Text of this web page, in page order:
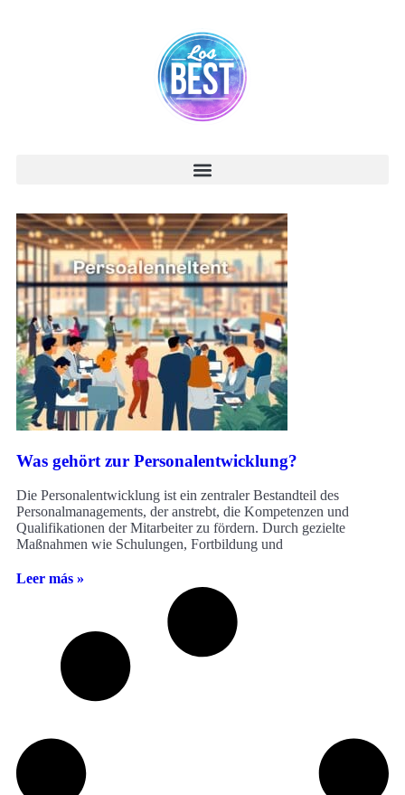
Was gehört zur Personalentwicklung?
Die Personalentwicklung ist ein zentraler Bestandteil des
Personalmanagements, der anstrebt, die Kompetenzen und
Qualifikationen der Mitarbeiter zu fördern. Durch gezielte
Maßnahmen wie Schulungen, Fortbildung und
Leer más »